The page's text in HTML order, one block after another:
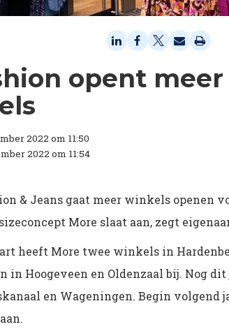
opent
2022 om 11:50
2022 om 11:54
& Jeans gaat meer winkels openen
More slaat aan, zegt
heeft More twee winkels in
in Hoogeveen en Oldenzaal bij. Nog
en Wageningen. Begin volgend